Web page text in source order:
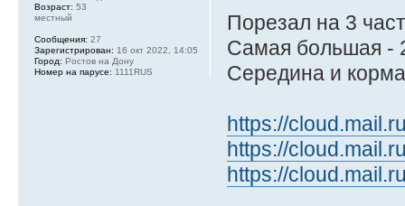
Порезал на 3
Самая большая -
Середина и
https://
https://
https://
Возраст: 53
местный
Сообщения: 27
Зарегистрирован: 16 окт 2022, 14:05
Город: Ростов на Дону
Номер на парусе: 1111RUS